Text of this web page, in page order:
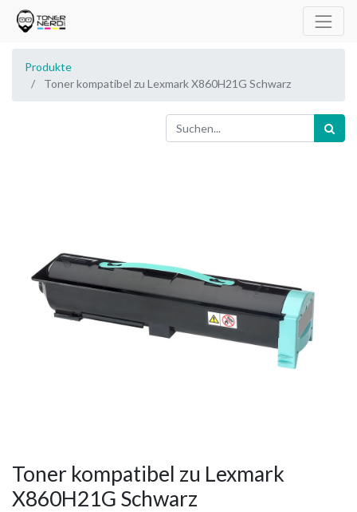
Produkte
Toner kompatibel zu Lexmark X860H21G Schwarz
Toner kompatibel zu Lexmark
X860H21G Schwarz